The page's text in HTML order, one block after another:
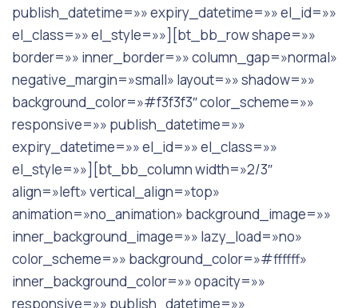
publish_datetime=»» expiry_datetime=»» el_id=»»
el_class=»» el_style=»»][bt_bb_row shape=»»
border=»» inner_border=»» column_gap=»normal»
negative_margin=»small» layout=»» shadow=»»
background_color=»#f3f3f3″ color_scheme=»»
responsive=»» publish_datetime=»»
expiry_datetime=»» el_id=»» el_class=»»
el_style=»»][bt_bb_column width=»2/3″
align=»left» vertical_align=»top»
animation=»no_animation» background_image=»»
inner_background_image=»» lazy_load=»no»
color_scheme=»» background_color=»#ffffff»
inner_background_color=»» opacity=»»
responsive=»» publish_datetime=»»